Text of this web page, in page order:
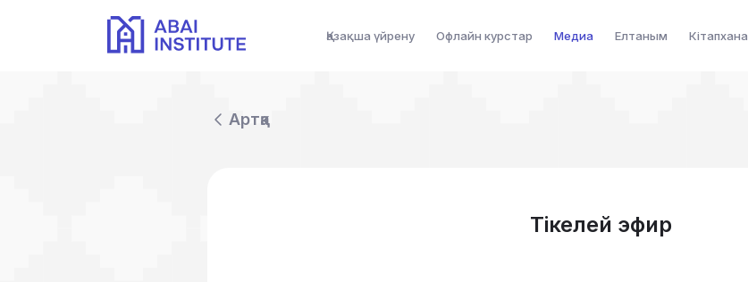
Қазақша үйрену Офлайн курстар Медиа Елтаным Кітапхана
Артқа
Тікелей эфир